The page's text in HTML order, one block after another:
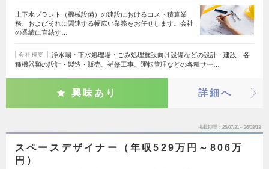
上下水プラント（機械設備）の建設におけるコスト積算業
務、およびそれに関連する幅広い業務をお任せします。会社
の業績に直結す…
会社概要
浄水場・下水処理場・ごみ処理施設向け設備などの設計・建設、各
種機器類の設計・製造・販売、補修工事、運転管理などの各種サー…
興味あり 詳細へ
掲載期間 26/07/31～26/08/13
スペースデザイナー（年収529万円～806万
円）